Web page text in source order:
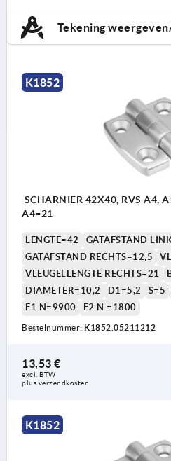
Tekening
K1852
SCHARNIER 42X40, RVS A4, A1=12,5, A2=12,5, A3=21,
A4=21
LENGTE=42
GATAFSTAND
GATAFSTAND RECHTS=12,5
VLEUGELLENGTE RECHTS=21
DIAMETER=10,2
D1=5,2 S=5
F1 N=9900
F2 N =1800
Bestelnummer: K1852.05211212
13,53 €
excl. BTW
plus verzendkosten
K1852